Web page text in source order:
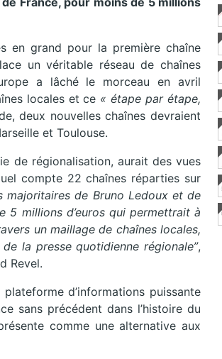
en grand pour la première chaîne
un véritable réseau de chaînes
a lâché le morceau en avril
locales et ce « étape par étape,
deux nouvelles chaînes devraient
et Toulouse.
de régionalisation, aurait des vues
compte 22 chaînes réparties sur
majoritaires de Bruno Ledoux et de
5 millions d’euros qui permettrait à
un maillage de chaînes locales,
la presse quotidienne régionale”,
Revel.
plateforme d’informations puissante
sans précédent dans l’histoire du
comme une alternative aux